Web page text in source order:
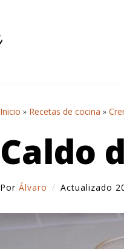
Inicio » Recetas de cocina »
Caldo
Por Álvaro Actualizado